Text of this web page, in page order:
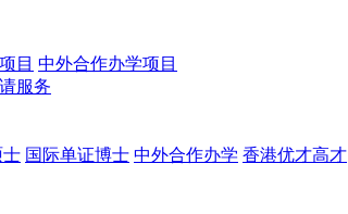
目 中外合作办学项目
服务
士 国际单证博士 中外合作办学 香港优才高才